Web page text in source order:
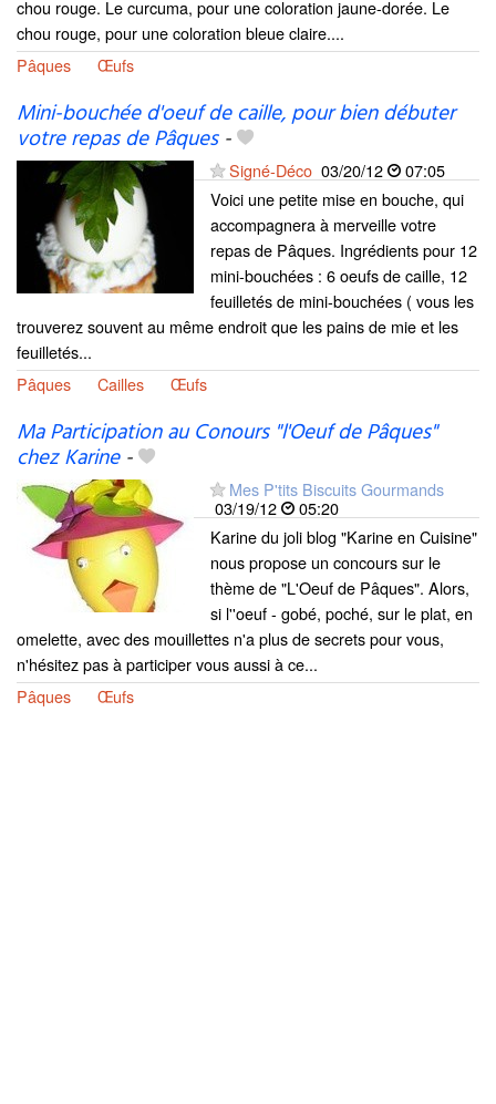
chou rouge. Le curcuma, pour une coloration jaune-dorée. Le
chou rouge, pour une coloration bleue claire....
Pâques
Œufs
Mini-bouchée d'oeuf de caille, pour bien débuter
votre repas de Pâques-
Signé-Déco 03/20/12
07:05
Voici une petite mise en bouche, qui
accompagnera à merveille votre
repas de Pâques. Ingrédients pour 12
mini-bouchées : 6 oeufs de caille, 12
feuilletés de mini-bouchées ( vous les
trouverez souvent au même endroit que les pains de mie et les
feuilletés...
Pâques
Cailles Œufs
Ma Participation au Conours "l'Oeuf de Pâques"
chez Karine-
Mes P'tits Biscuits Gourmands
03/19/12
05:20
Karine du joli blog "Karine en Cuisine"
nous propose un concours sur le
thème de "L'Oeuf de Pâques". Alors,
si l''oeuf - gobé, poché, sur le plat, en
omelette, avec des mouillettes n'a plus de secrets pour vous,
n'hésitez pas à participer vous aussi à ce...
Pâques
Œufs